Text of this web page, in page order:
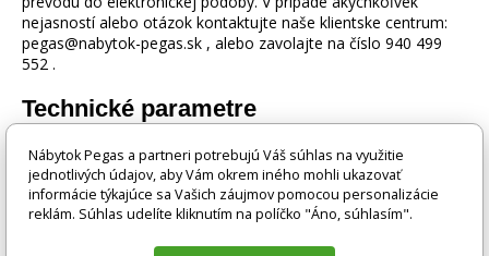
nejasností alebo otázok kontaktujte naše klientske centrum:
pegas@nabytok-pegas.sk , alebo zavolajte na číslo 940 499
552 .
Technické parametre
Posteľ podľa počtu miest na
spanie
Pre 2 deti
Nábytok Pegas a partneri potrebujú Váš súhlas na využitie
jednotlivých údajov, aby Vám okrem iného mohli ukazovať
informácie týkajúce sa Vašich záujmov pomocou personalizácie
reklám. Súhlas udelíte kliknutím na políčko "Áno, súhlasím".